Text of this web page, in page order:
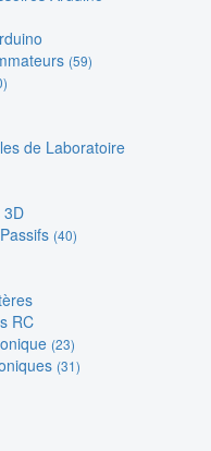
(59)
de Laboratoire
3D
(40)
RC
(23)
(31)